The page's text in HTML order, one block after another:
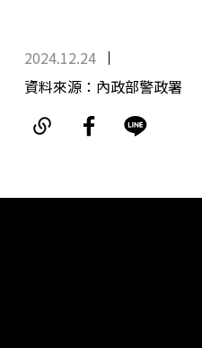
2024.12.24
資料來源：內政部警政署